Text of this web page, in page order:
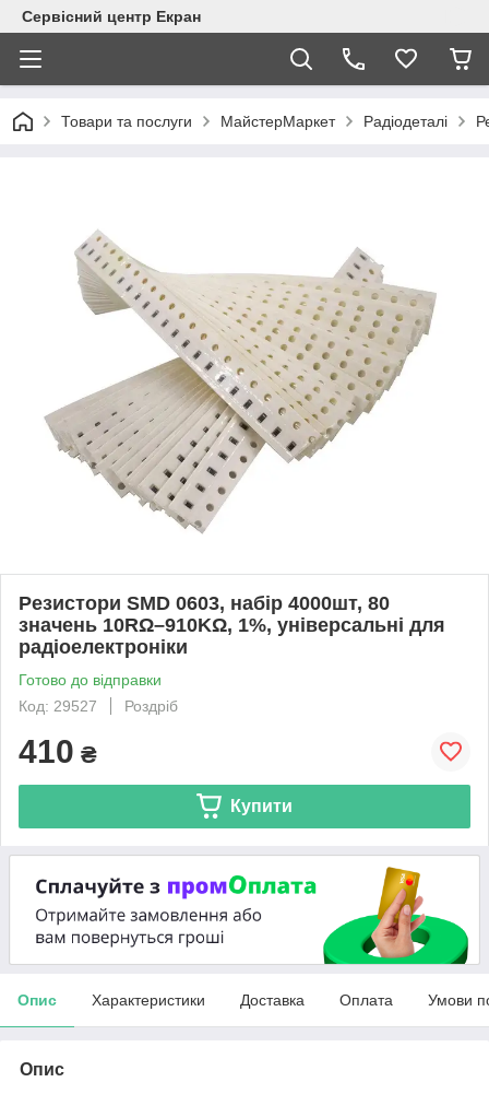
Сервісний центр Екран
Товари та послуги МайстерМаркет Радіодеталі
Резистори SMD 0603, набір 4000шт, 80
значень 10RΩ–910KΩ, 1%, універсальні для
радіоелектроніки
Готово до відправки
Код: 29527
Роздріб
410 ₴
Купити
Опис Характеристики Доставка Оплата Умови
Опис